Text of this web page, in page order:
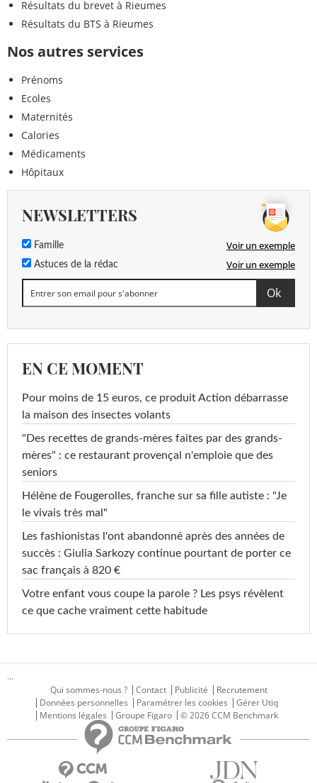
Résultats du brevet à Rieumes
Résultats du BTS à Rieumes
Nos autres services
Prénoms
Ecoles
Maternités
Calories
Médicaments
Hôpitaux
NEWSLETTERS
Famille Voir un exemple
Astuces de la rédac Voir un exemple
EN CE MOMENT
Pour moins de 15 euros, ce produit Action débarrasse
la maison des insectes volants
"Des recettes de grands-mères faites par des grands-
mères" : ce restaurant provençal n'emploie que des
seniors
Hélène de Fougerolles, franche sur sa fille autiste : "Je
le vivais très mal"
Les fashionistas l'ont abandonné après des années de
succès : Giulia Sarkozy continue pourtant de porter ce
sac français à 820 €
Votre enfant vous coupe la parole ? Les psys révèlent
ce que cache vraiment cette habitude
...
Qui sommes-nous ?
Contact Publicité
Recrutement
Données personnelles
Paramétrer les cookies
Gérer Utiq
Mentions légales
Groupe Figaro © 2026 CCM Benchmark